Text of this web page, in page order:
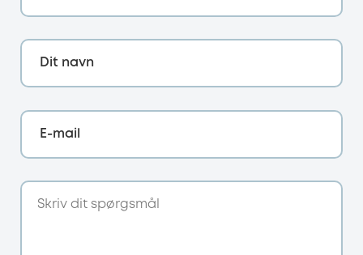
Dit navn
E-mail